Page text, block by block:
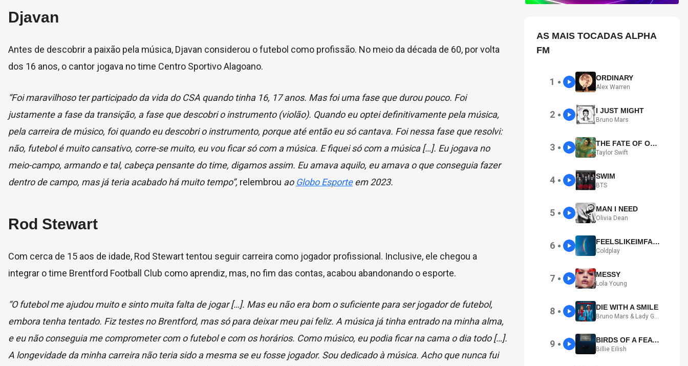
Djavan
Antes de descobrir a paixão pela música, Djavan considerou o futebol como profissão. No meio da década de 60, por volta
dos 16 anos, o cantor jogava no time Centro Sportivo Alagoano.
“Foi maravilhoso ter participado da vida do CSA quando tinha 16, 17 anos. Mas foi uma fase que durou pouco. Foi
justamente a fase da transição, a fase que descobri o instrumento (violão). Quando eu optei definitivamente pela música,
pela carreira de músico, foi quando eu descobri o instrumento, porque até então eu só cantava. Foi nessa fase que resolvi:
não, futebol é muito cansativo, corre-se muito, eu vou ficar só com a música. E fiquei só com a música […]. Eu jogava no
meio-campo, armando e tal, cabeça pensante do time, digamos assim. Eu amava aquilo, eu amava o que conseguia fazer
dentro de campo, mas já teria acabado há muito tempo”, relembrou ao Globo Esporteem 2023.
Rod Stewart
Com cerca de 15 aos de idade, Rod Stewart tentou seguir carreira como jogador profissional. Inclusive, ele chegou a
integrar o time Brentford Football Club como aprendiz, mas, no fim das contas, acabou abandonando o esporte.
“O futebol me ajudou muito e sinto muita falta de jogar […]. Mas eu não era bom o suficiente para ser jogador de futebol,
embora tenha tentado. Fiz testes no Brentford, mas só para deixar meu pai feliz. A música já tinha entrado na minha alma,
e eu não conseguia me comprometer com o futebol e com os horários. Como músico, eu podia ficar na cama o dia todo […].
A longevidade da minha carreira não teria sido a mesma se eu fosse jogador. Sou dedicado à música. Acho que nunca fui
AS MAIS TOCADAS ALPHA
FM
1 ● ORDINARY
Alex Warren
2 ● I JUST MIGHT
Bruno Mars
3 ● THE FATE OF OPHELIA
Taylor Swift
4 ● SWIM
BTS
5 ● MAN I NEED
Olivia Dean
6 ● FEELSLIKEIMFALLINGINLOVE
Coldplay
7 ● MESSY
Lola Young
8 ● DIE WITH A SMILE
Bruno Mars & Lady Gaga
9 ● BIRDS OF A FEATHER
Billie Eilish